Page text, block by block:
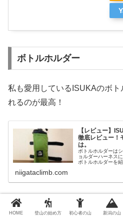
ボトルホルダー
私も愛用しているISUKAのボ
れるのが最高！
【レビュー】
徹底レビュー！
は。
ボトルホルダーは
ョルダーハーネス
ボトルホルダーを
niigataclimb.com
イ
HOME 登山の始め方 初心者の山 新潟の山